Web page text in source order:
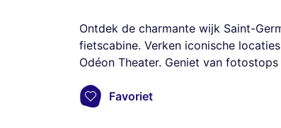
Ontdek de charmante wijk Saint-
fietscabine. Verken iconische
Odéon Theater. Geniet van
Favoriet